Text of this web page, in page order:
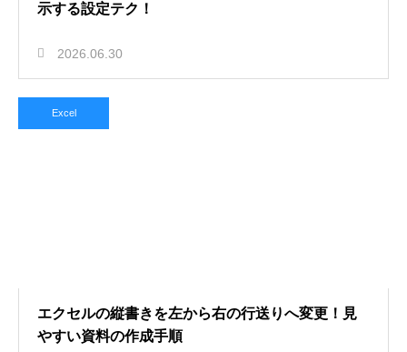
示する設定テク！
2026.06.30
Excel
エクセルの縦書きを左から右の行送りへ変更！見
やすい資料の作成手順